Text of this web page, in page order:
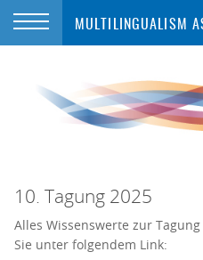
MULTILINGUALISM
10. Tagung 2025
Alles Wissenswerte zur
Sie unter folgendem Link: